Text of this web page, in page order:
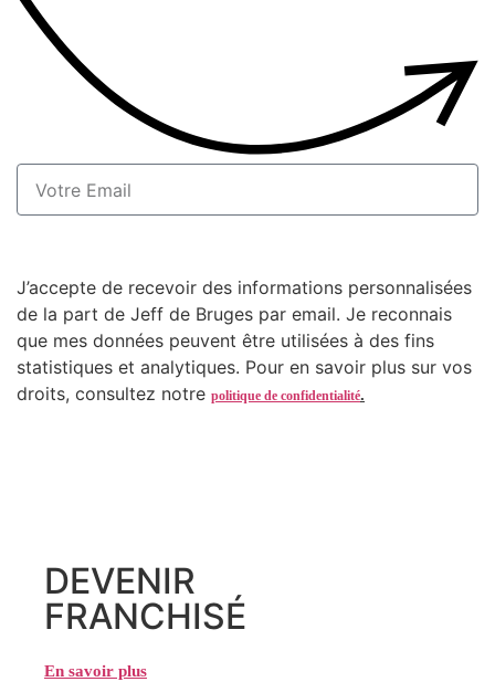
J’accepte de recevoir des informations personnalisées
de la part de Jeff de Bruges par email. Je reconnais
que mes données peuvent être utilisées à des fins
statistiques et analytiques. Pour en savoir plus sur vos
droits, consultez notre politique de confidentialité.
DEVENIR
FRANCHISÉ
En savoir plus